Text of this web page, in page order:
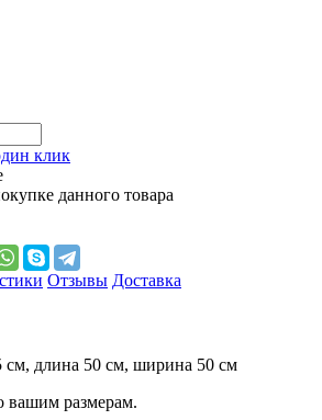
клик
данного товара
Отзывы Доставка
см, длина 50 см, ширина 50 см
вашим размерам.